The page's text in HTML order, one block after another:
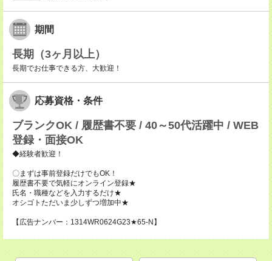
期間
長期（3ヶ月以上）
長期でお仕事できる方、大歓迎！
応募資格・条件
ブランクOK / 履歴書不要 / 40～50代活躍中 / WEB
登録・面接OK
◆経験者歓迎！
〇まずは事前登録だけでもOK！
履歴書不要で気軽にオンライン登録★
氏名・職種などを入力するだけ★
オシゴトただいま少しずつ増加中★
【広告ナンバー：1314WR0624G23★65-N】